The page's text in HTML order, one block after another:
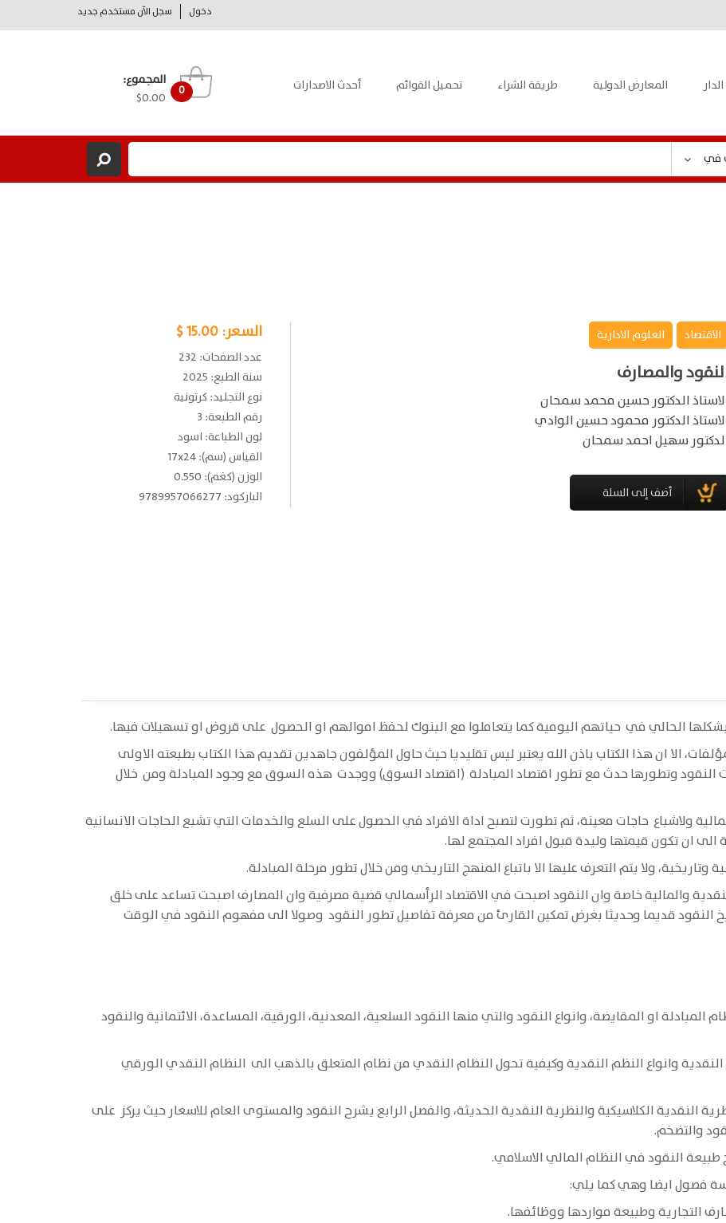
دخول سجل الآن مستخدم جديد
المعارض الدولية طريقة الشراء تحميل القوائم أحدث الاصدارات 0
المجموع:
$0.00
في
الاقتصاد العلوم الادارية
والمصارف
الدكتور حسين محمد سمحان
الدكتور محمود حسين الوادي
سهيل احمد سمحان
السعر:15.00 $
عدد الصفحات: 232
سنة الطبع: 2025
نوع التجليد: كرتونية
رقم الطبعة: 3
لون الطباعة: اسود
القياس (سم): 17x24
الوزن (كغم): 0.550
الباركود: 9789957066277
الحالي في حياتهم اليومية كما يتعاملوا مع البنوك لحفظ اموالهم او الحصول على قروض او تسهيلات فيها.
الا ان هذا الكتاب باذن الله يعتبر ليس تقليديا حيث حاول المؤلفون جاهدين تقديم هذا الكتاب بطبعته الاولى
النقود وتطورها حدث مع تطور اقتصاد المبادلة (اقتصاد السوق) ووجدت هذه السوق مع وجود المبادلة ومن خلال
ولاشباع حاجات معينة، ثم تطورت لتصبح اداة الافراد في الحصول على السلع والخدمات التي تشبع الحاجات الانسانية
الى ان تكون قيمتها وليدة قبول افراد المجتمع لها.
ولا يتم التعرف عليها الا باتباع المنهج التاريخي ومن خلال تطور مرحلة المبادلة.
والمالية خاصة وان النقود اصبحت في الاقتصاد الرأسمالي قضية مصرفية وان المصارف اصبحت تساعد على خلق
النقود قديما وحديثا بغرض تمكين القارئ من معرفة تفاصيل تطور النقود وصولا الى مفهوم النقود في الوقت
او المقايضة، وانواع النقود والتي منها النقود السلعية، المعدنية، الورقية، المساعدة، الائتمانية والنقود
وانواع النظم النقدية وكيفية تحول النظام النقدي من نظام المتعلق بالذهب الى النظام النقدي الورقي
النقدية الكلاسيكية والنظرية النقدية الحديثة، والفصل الرابع يشرح النقود والمستوى العام للاسعار حيث يركز على
والتضخم.
النقود في النظام المالي الاسلامي.
فصول ايضا وهي كما يلي:
التجارية وطبيعة مواردها ووظائفها.